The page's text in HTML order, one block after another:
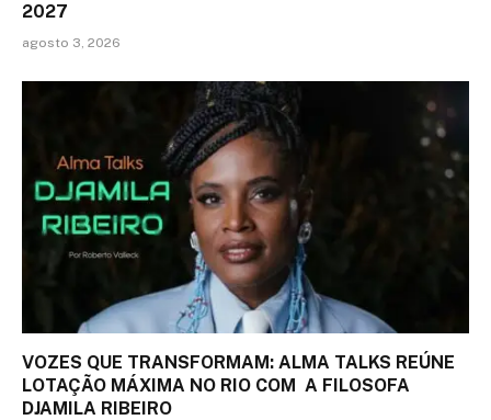
2027
agosto 3, 2026
VOZES QUE TRANSFORMAM: ALMA TALKS REÚNE
LOTAÇÃO MÁXIMA NO RIO COM A FILOSOFA
DJAMILA RIBEIRO